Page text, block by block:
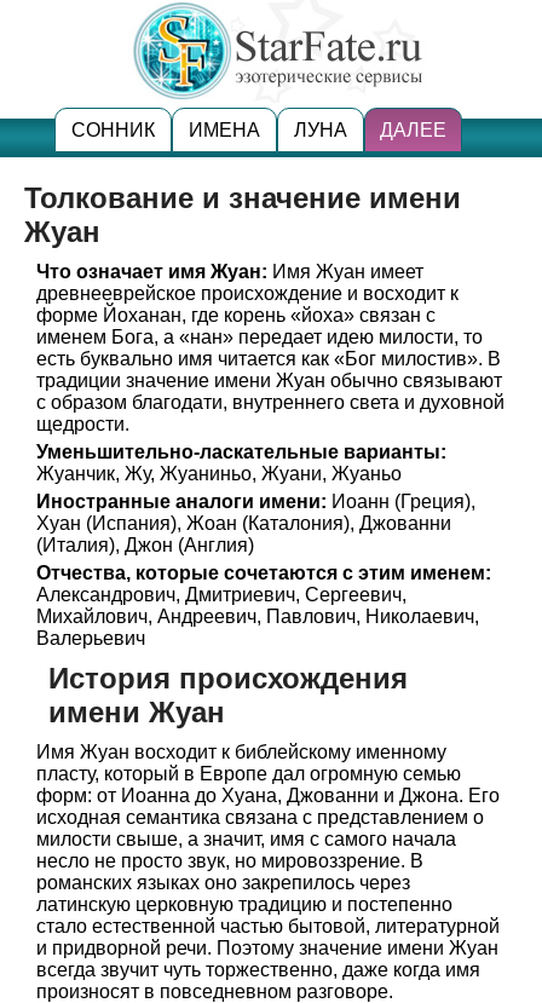
СОННИК ИМЕНА ЛУНА ДАЛЕЕ
Толкование и значение имени
Жуан
Что означает имя Жуан: Имя Жуан имеет
древнееврейское происхождение и восходит к
форме Йоханан, где корень «йоха» связан с
именем Бога, а «нан» передает идею милости, то
есть буквально имя читается как «Бог милостив». В
традиции значение имени Жуан обычно связывают
с образом благодати, внутреннего света и духовной
щедрости.
Уменьшительно-ласкательные варианты:
Жуанчик, Жу, Жуаниньо, Жуани, Жуаньо
Иностранные аналоги имени: Иоанн (Греция),
Хуан (Испания), Жоан (Каталония), Джованни
(Италия), Джон (Англия)
Отчества, которые сочетаются с этим именем:
Александрович, Дмитриевич, Сергеевич,
Михайлович, Андреевич, Павлович, Николаевич,
Валерьевич
История происхождения
имени Жуан
Имя Жуан восходит к библейскому именному
пласту, который в Европе дал огромную семью
форм: от Иоанна до Хуана, Джованни и Джона. Его
исходная семантика связана с представлением о
милости свыше, а значит, имя с самого начала
несло не просто звук, но мировоззрение. В
романских языках оно закрепилось через
латинскую церковную традицию и постепенно
стало естественной частью бытовой, литературной
и придворной речи. Поэтому значение имени Жуан
всегда звучит чуть торжественно, даже когда имя
произносят в повседневном разговоре.